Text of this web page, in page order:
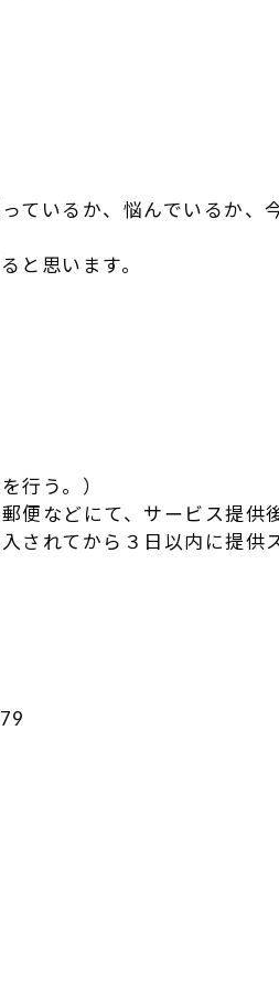
ているか、悩んでいるか、
と思います。
行う。）
便などにて、サービス提供
されてから３日以内に提供